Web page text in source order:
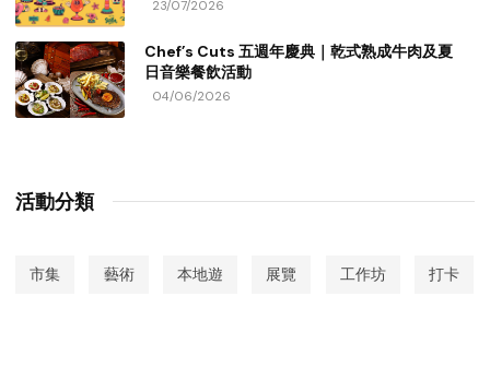
23/07/2026
Chef’s Cuts 五週年慶典｜乾式熟成牛肉及夏
日音樂餐飲活動
04/06/2026
活動分類
市集 藝術 本地遊 展覽 工作坊 打卡